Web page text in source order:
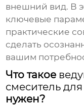
внешний вид. В
ключевые
практические
сделать
вашим
Что такое
смеситель
нужен?